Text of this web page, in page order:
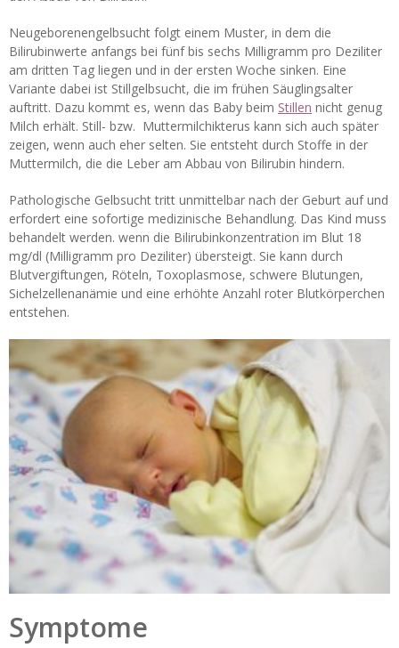
Neugeborenengelbsucht folgt einem Muster, in dem die
Bilirubinwerte anfangs bei fünf bis sechs Milligramm pro Deziliter
am dritten Tag liegen und in der ersten Woche sinken. Eine
Variante dabei ist Stillgelbsucht, die im frühen Säuglingsalter
auftritt. Dazu kommt es, wenn das Baby beim Stillen nicht genug
Milch erhält. Still- bzw. Muttermilchikterus kann sich auch später
zeigen, wenn auch eher selten. Sie entsteht durch Stoffe in der
Muttermilch, die die Leber am Abbau von Bilirubin hindern.
Pathologische Gelbsucht tritt unmittelbar nach der Geburt auf und
erfordert eine sofortige medizinische Behandlung. Das Kind muss
behandelt werden. wenn die Bilirubinkonzentration im Blut 18
mg/dl (Milligramm pro Deziliter) übersteigt. Sie kann durch
Blutvergiftungen, Röteln, Toxoplasmose, schwere Blutungen,
Sichelzellenanämie und eine erhöhte Anzahl roter Blutkörperchen
entstehen.
Symptome